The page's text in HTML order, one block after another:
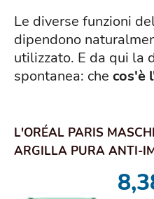
Le diverse funzioni
dipendono
utilizzato. E da qui la
spontanea: che cos'è
L'ORÉAL PARIS
ARGILLA PURA ANTI-